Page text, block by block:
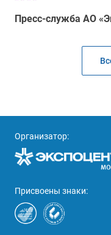
Пресс-служба АО
Организатор:
Присвоены знаки: